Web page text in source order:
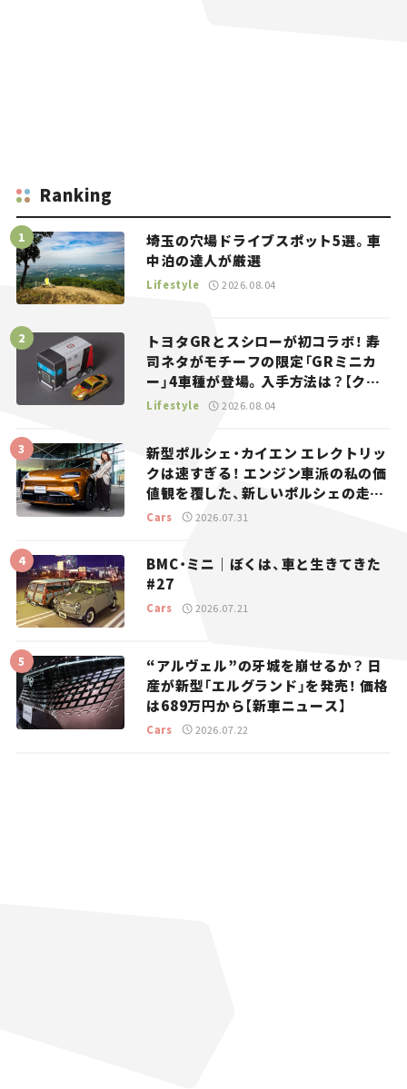
Ranking
埼玉の穴場ドライブスポット5選。車
中泊の達人が厳選
Lifestyle 2026.08.04
トヨタGRとスシローが初コラボ！ 寿
司ネタがモチーフの限定「GRミニカ
ー」4車種が登場。入手方法は？【クル
マとホビー】
Lifestyle 2026.08.04
新型ポルシェ・カイエン エレクトリッ
クは速すぎる！ エンジン車派の私の価
値観を覆した、新しいポルシェの走
り。
Cars 2026.07.31
BMC・ミニ｜ぼくは、車と生きてきた
#27
Cars 2026.07.21
“アルヴェル”の牙城を崩せるか？ 日
産が新型「エルグランド」を発売！ 価格
は689万円から【新車ニュース】
Cars 2026.07.22